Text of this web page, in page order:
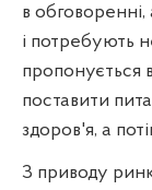
в
і потребують
пропонується
поставити
здоров'я, а
З приводу